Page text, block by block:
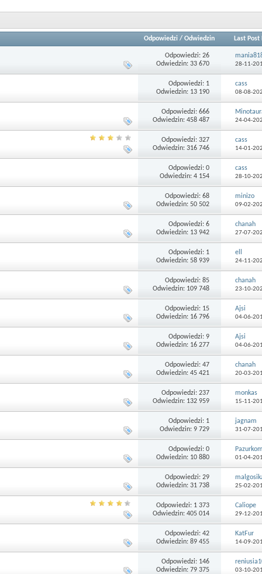
Odpowiedzi/ Odwiedzin Last Post
Odpowiedzi: 26
Odwiedzin: 33 670
28-11-
Odpowiedzi: 1
Odwiedzin: 13 190
cass
08-08-
Odpowiedzi: 666
Odwiedzin: 458 487
24-04-
Odpowiedzi: 327
Odwiedzin: 316 746
cass
14-01-
Odpowiedzi: 0
Odwiedzin: 4 154
cass
28-10-
Odpowiedzi: 68
Odwiedzin: 50 502
minizo
09-02-
Odpowiedzi: 6
Odwiedzin: 13 942
chanah
27-07-
Odpowiedzi: 1
Odwiedzin: 58 939
ell
24-11-
Odpowiedzi: 85
Odwiedzin: 109 748
chanah
23-10-
Odpowiedzi: 15
Odwiedzin: 16 796
Ajsi
04-06-
Odpowiedzi: 9
Odwiedzin: 16 277
Ajsi
04-06-
Odpowiedzi: 47
Odwiedzin: 45 421
chanah
20-03-
Odpowiedzi: 237
Odwiedzin: 132 959
monkas
15-11-
Odpowiedzi: 1
Odwiedzin: 9 729
jagnam
31-07-
Odpowiedzi: 0
Odwiedzin: 10 880
01-04-
Odpowiedzi: 29
Odwiedzin: 31 738
25-02-
Odpowiedzi: 1 373
Odwiedzin: 405 014
Caliope
29-12-
Odpowiedzi: 42
Odwiedzin: 89 455
KatFur
14-09-
Odpowiedzi: 146
Odwiedzin: 79 375
03-10-